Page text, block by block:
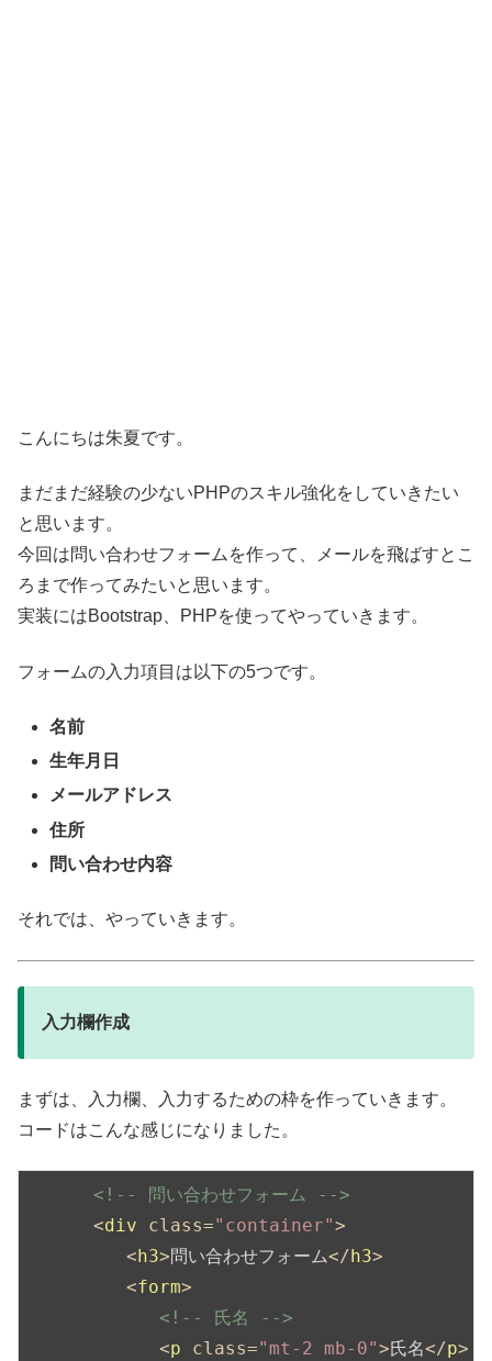
こんにちは朱夏です。
まだまだ経験の少ないPHPのスキル強化をしていきたい
と思います。
今回は問い合わせフォームを作って、メールを飛ばすとこ
ろまで作ってみたいと思います。
実装にはBootstrap、PHPを使ってやっていきます。
フォームの入力項目は以下の5つです。
名前
生年月日
メールアドレス
住所
問い合わせ内容
それでは、やっていきます。
入力欄作成
まずは、入力欄、入力するための枠を作っていきます。
コードはこんな感じになりました。
<!-- 問い合わせフォーム -->
<div class="container">
<h3>問い合わせフォーム</h3>
<form>
<!-- 氏名 -->
<p class="mt-2 mb-0">氏名</p>